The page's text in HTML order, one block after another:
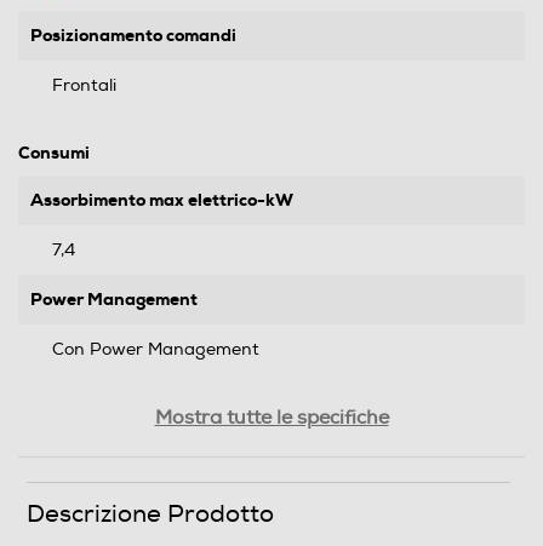
Posizionamento comandi
Frontali
Consumi
Assorbimento max elettrico-kW
7,4
Power Management
Con Power Management
Bruciatori
Mostra tutte le specifiche
Descrizione Prodotto